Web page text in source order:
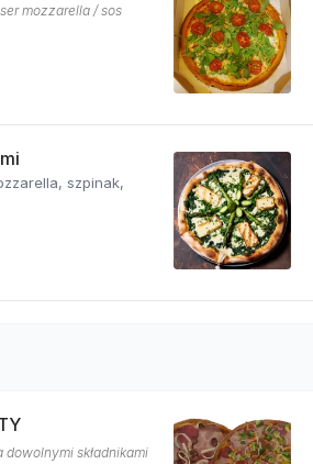
mozzarella / sos
szpinak,
składnikami